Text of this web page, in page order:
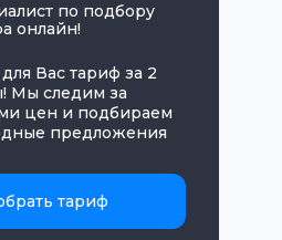
по подбору
онлайн!
Вас тариф за 2
Мы следим за
цен и подбираем
предложения
тариф